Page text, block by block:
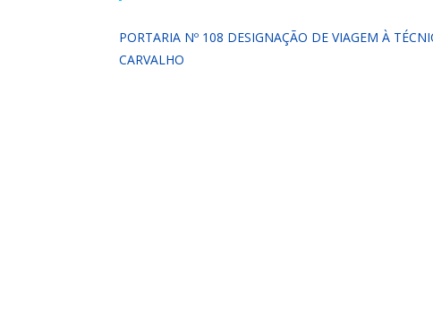
PORTARIA Nº 108 DESIGNAÇÃO DE VIAGEM À
CARVALHO